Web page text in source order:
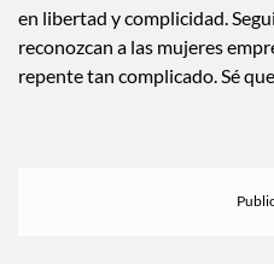
diferencias de género y cada
en libertad y complicidad.
reconozcan a las mujeres